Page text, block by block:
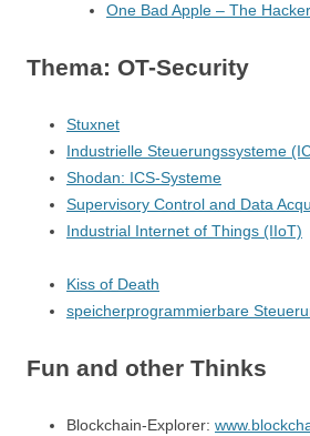
One Bad Apple – The
Thema: OT-Security
Stuxnet
Industrielle Steuerungssysteme
Shodan: ICS-Systeme
Supervisory Control and Data
Industrial Internet of Things (IIoT)
Kiss of Death
speicherprogrammierbare
Fun and other Thinks
Blockchain-Explorer: